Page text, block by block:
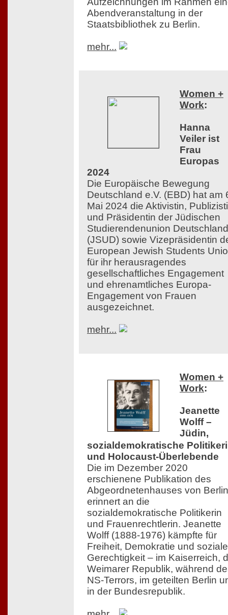
Abendveranstaltung in der
Staatsbibliothek zu Berlin.
mehr...
Women +
Work:
Hanna
Veiler ist
Frau
Europas
2024
Die Europäische Bewegung
Deutschland e.V. (EBD) hat am
Mai 2024 die Aktivistin,
und Präsidentin der Jüdischen
Studierendenunion
(JSUD) sowie Vizepräsidentin
European Jewish Students
für ihr herausragendes
gesellschaftliches Engagement
und ehrenamtliches Europa-
Engagement von Frauen
ausgezeichnet.
mehr...
Women +
Work:
Jeanette
Wolff –
Jüdin,
sozialdemokratische
und Holocaust-Überlebende
Die im Dezember 2020
erschienene Publikation des
Abgeordnetenhauses von Berlin
erinnert an die
sozialdemokratische Politikerin
und Frauenrechtlerin. Jeanette
Wolff (1888-1976) kämpfte für
Freiheit, Demokratie und soziale
Gerechtigkeit – im Kaiserreich,
Weimarer Republik, während
NS-Terrors, im geteilten Berlin
in der Bundesrepublik.